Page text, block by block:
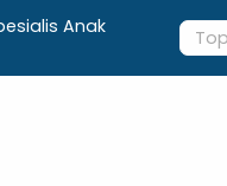
Anak
Terima
Sejarah,